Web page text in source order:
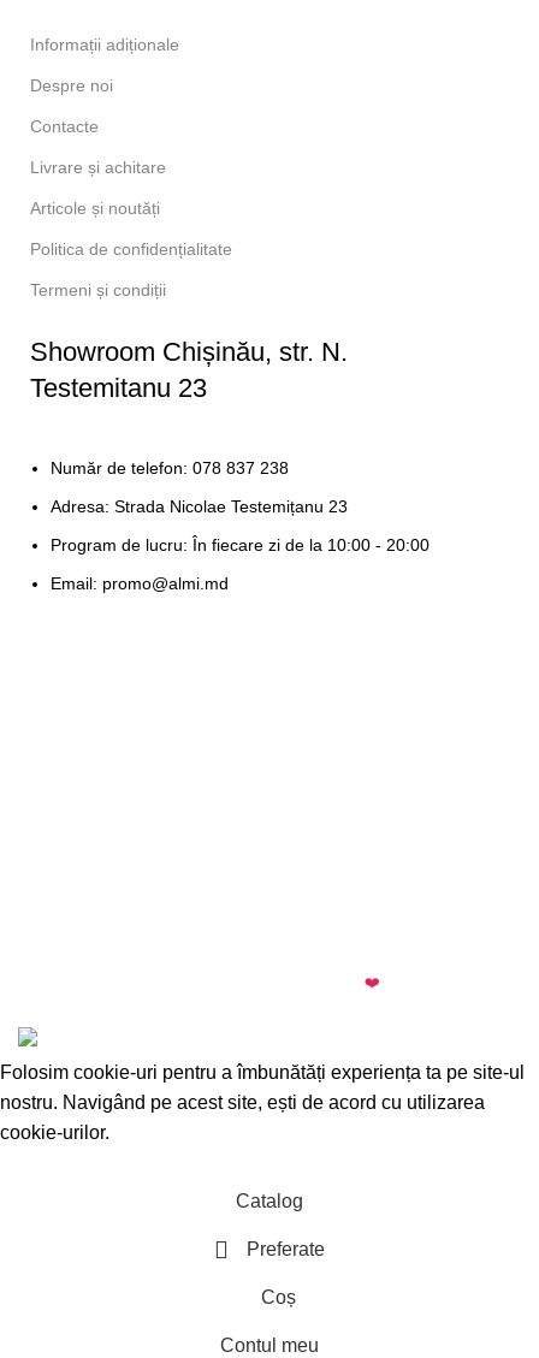
Informații adiționale
Despre noi
Contacte
Livrare și achitare
Articole și noutăți
Politica de confidențialitate
Termeni și condiții
Showroom Chișinău, str. N.
Testemitanu 23
Număr de telefon: 078 837 238
Adresa: Strada Nicolae Testemițanu 23
Program de lucru: În fiecare zi de la 10:00 - 20:00
Email: promo@almi.md
❤️
Folosim cookie-uri pentru a îmbunătăți experiența ta pe site-ul
nostru. Navigând pe acest site, ești de acord cu utilizarea
cookie-urilor.
Catalog
Preferate
Coș
Contul meu